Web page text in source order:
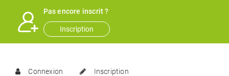
Pas encore inscrit ?
Inscription
Connexion Inscription